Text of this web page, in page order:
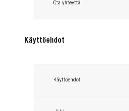
Ota yhteyttä
Käyttöehdot
Käyttöehdot